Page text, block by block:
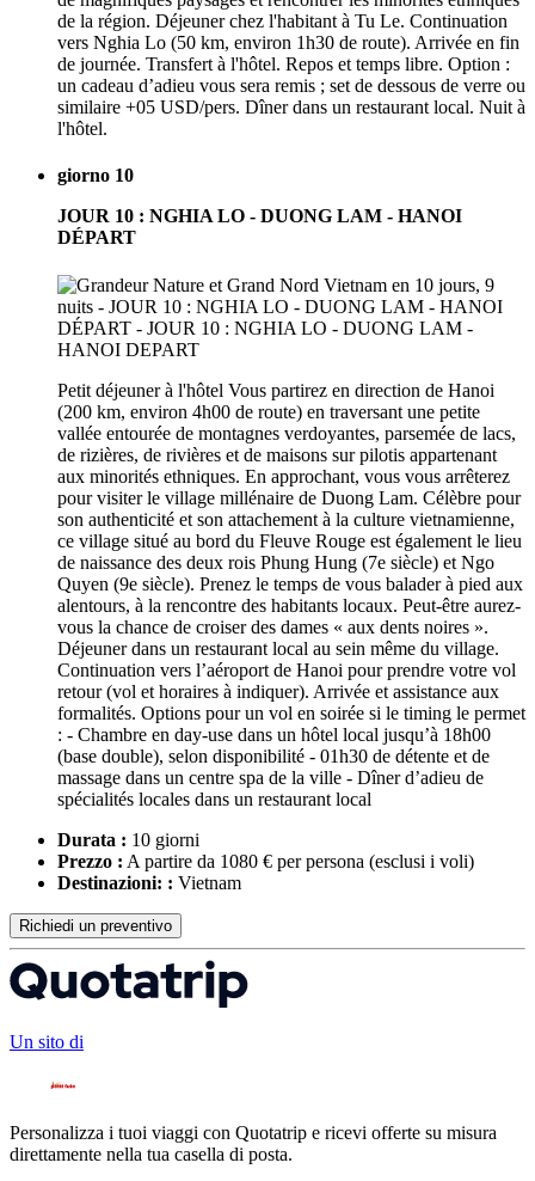
de la région. Déjeuner chez l'habitant à Tu Le. Continuation
vers Nghia Lo (50 km, environ 1h30 de route). Arrivée en fin
de journée. Transfert à l'hôtel. Repos et temps libre. Option :
un cadeau d’adieu vous sera remis ; set de dessous de verre ou
similaire +05 USD/pers. Dîner dans un restaurant local. Nuit à
l'hôtel.
giorno 10
JOUR 10 : NGHIA LO - DUONG LAM - HANOI
DÉPART
Petit déjeuner à l'hôtel Vous partirez en direction de Hanoi
(200 km, environ 4h00 de route) en traversant une petite
vallée entourée de montagnes verdoyantes, parsemée de lacs,
de rizières, de rivières et de maisons sur pilotis appartenant
aux minorités ethniques. En approchant, vous vous arrêterez
pour visiter le village millénaire de Duong Lam. Célèbre pour
son authenticité et son attachement à la culture vietnamienne,
ce village situé au bord du Fleuve Rouge est également le lieu
de naissance des deux rois Phung Hung (7e siècle) et Ngo
Quyen (9e siècle). Prenez le temps de vous balader à pied aux
alentours, à la rencontre des habitants locaux. Peut-être aurez-
vous la chance de croiser des dames « aux dents noires ».
Déjeuner dans un restaurant local au sein même du village.
Continuation vers l’aéroport de Hanoi pour prendre votre vol
retour (vol et horaires à indiquer). Arrivée et assistance aux
formalités. Options pour un vol en soirée si le timing le permet
: - Chambre en day-use dans un hôtel local jusqu’à 18h00
(base double), selon disponibilité - 01h30 de détente et de
massage dans un centre spa de la ville - Dîner d’adieu de
spécialités locales dans un restaurant local
Durata : 10 giorni
Prezzo : A partire da 1080 € per persona (esclusi i voli)
Destinazioni: : Vietnam
Richiedi un preventivo
Un sito di
Personalizza i tuoi viaggi con Quotatrip e ricevi offerte su misura
direttamente nella tua casella di posta.